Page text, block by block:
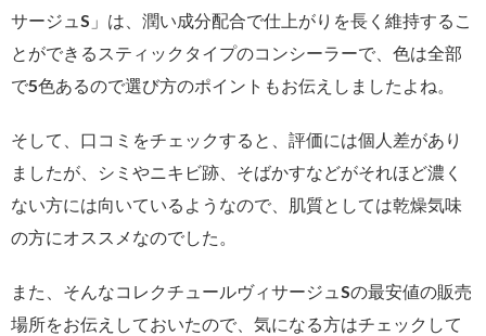
サージュS」は、潤い成分配合で仕上がりを長く維持するこ
とができるスティックタイプのコンシーラーで、色は全部
で5色あるので選び方のポイントもお伝えしましたよね。
そして、口コミをチェックすると、評価には個人差があり
ましたが、シミやニキビ跡、そばかすなどがそれほど濃く
ない方には向いているようなので、肌質としては乾燥気味
の方にオススメなのでした。
また、そんなコレクチュールヴィサージュSの最安値の販売
場所をお伝えしておいたので、気になる方はチェックして